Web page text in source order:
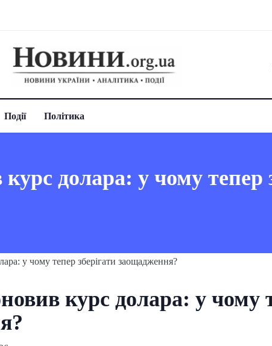
Події Політика
долара: у чому тепер
курс долара: у чому